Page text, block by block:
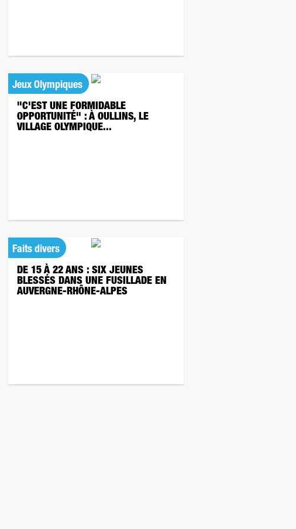
Jeux Olympiques
"C'EST UNE FORMIDABLE
OPPORTUNITÉ" : À OULLINS, LE
VILLAGE OLYMPIQUE...
Faits divers
DE 15 À 22 ANS : SIX JEUNES
BLESSÉS DANS UNE FUSILLADE EN
AUVERGNE-RHÔNE-ALPES